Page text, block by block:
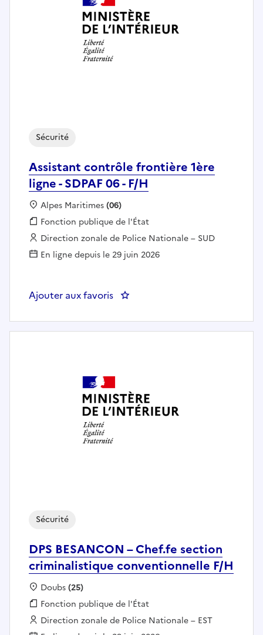
Assistant contrôle frontière 1ère
ligne - SDPAF 06 - F/H
Sécurité
Localisation :
Alpes Maritimes(06)
Fonction publique :
Fonction publique de l'État
Employeur :
Direction zonale de Police Nationale – SUD
En ligne depuis le 29 juin 2026
Ajouter aux favoris : Assistant contrôle frontière
DPS BESANCON – Chef.fe section
criminalistique conventionnelle F/H
Sécurité
Localisation :
Doubs(25)
Fonction publique :
Fonction publique de l'État
Employeur :
Direction zonale de Police Nationale – EST